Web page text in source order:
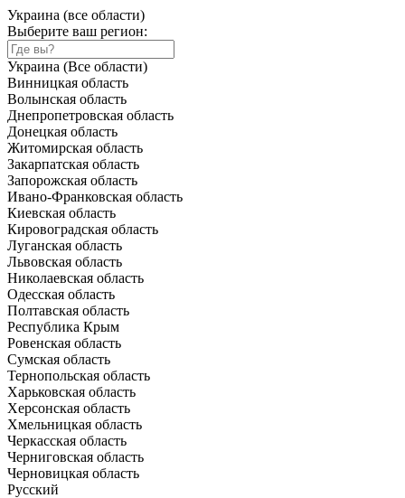
Украина (все области)
Выберите ваш регион:
Украина (Все области)
Винницкая область
Волынская область
Днепропетровская область
Донецкая область
Житомирская область
Закарпатская область
Запорожская область
Ивано-Франковская область
Киевская область
Кировоградская область
Луганская область
Львовская область
Николаевская область
Одесская область
Полтавская область
Республика Крым
Ровенская область
Сумская область
Тернопольская область
Харьковская область
Херсонская область
Хмельницкая область
Черкасская область
Черниговская область
Черновицкая область
Русский